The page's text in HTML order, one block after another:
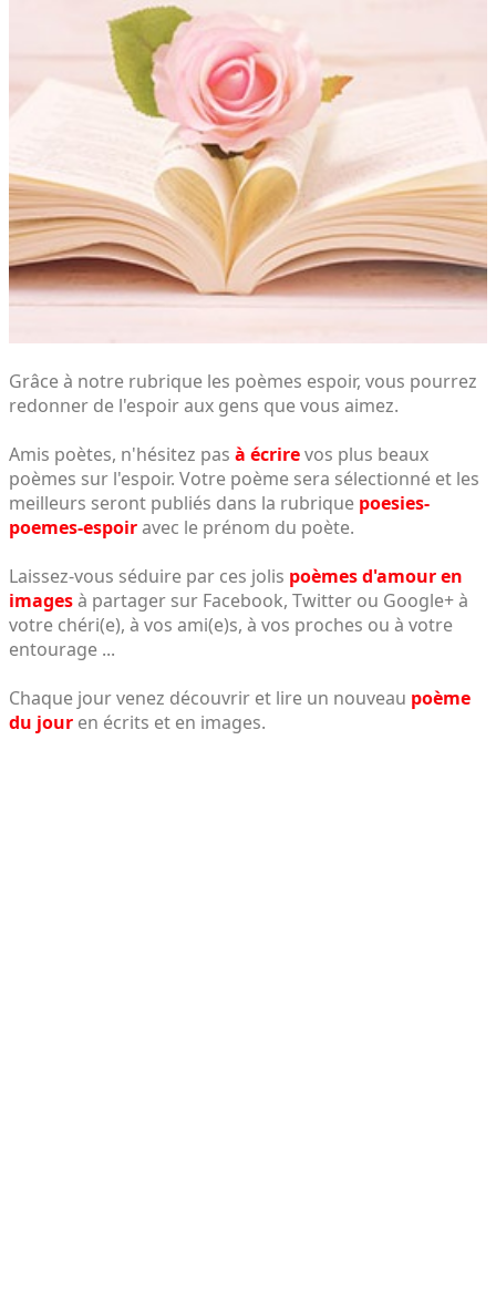
Grâce à notre rubrique les poèmes espoir, vous pourrez
redonner de l'espoir aux gens que vous aimez.
Amis poètes, n'hésitez pas à écrirevos plus beaux
poèmes sur l'espoir. Votre poème sera sélectionné et les
meilleurs seront publiés dans la rubrique poesies-
poemes-espoiravec le prénom du poète.
Laissez-vous séduire par ces jolis poèmes d'amour en
imagesà partager sur Facebook, Twitter ou Google+ à
votre chéri(e), à vos ami(e)s, à vos proches ou à votre
entourage ...
Chaque jour venez découvrir et lire un nouveau poème
du jour en écrits et en images.